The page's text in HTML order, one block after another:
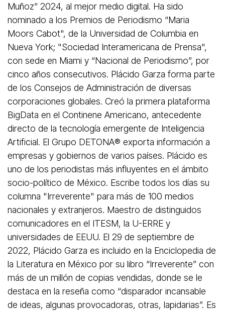
Muñoz” 2024, al mejor medio digital. Ha sido
nominado a los Premios de Periodismo “Maria
Moors Cabot", de la Universidad de Columbia en
Nueva York; "Sociedad Interamericana de Prensa",
con sede en Miami y “Nacional de Periodismo”, por
cinco años consecutivos. Plácido Garza forma parte
de los Consejos de Administración de diversas
corporaciones globales. Creó la primera plataforma
BigData en el Continene Americano, antecedente
directo de la tecnología emergente de Inteligencia
Artificial. El Grupo DETONA®️ exporta información a
empresas y gobiernos de varios países. Plácido es
uno de los periodistas más influyentes en el ámbito
socio-político de México. Escribe todos los días su
columna "Irreverente" para más de 100 medios
nacionales y extranjeros. Maestro de distinguidos
comunicadores en el ITESM, la U-ERRE y
universidades de EEUU. El 29 de septiembre de
2022, Plácido Garza es incluido en la Enciclopedia de
la Literatura en México por su libro “Irreverente” con
más de un millón de copias vendidas, donde se le
destaca en la reseña como “disparador incansable
de ideas, algunas provocadoras, otras, lapidarias”. Es